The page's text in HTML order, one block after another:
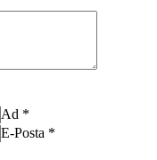
Ad *
E-Posta *